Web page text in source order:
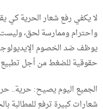
لا يكفي رفع شعار الحرية كي
واحترام وممارسة لحق،
يوظف ضد الخصوم
حقوقية للضغط من أجل
الجميع اليوم يصيح: حرية..
شعارات كبيرة ترفع للمطالبة